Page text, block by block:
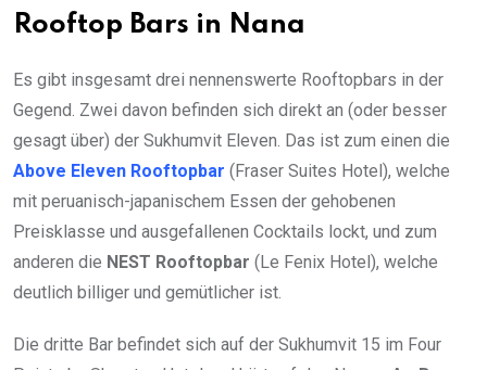
Rooftop Bars in Nana
Es gibt insgesamt drei nennenswerte Rooftopbars in der
Gegend. Zwei davon befinden sich direkt an (oder besser
gesagt über) der Sukhumvit Eleven. Das ist zum einen die
Above Eleven Rooftopbar (Fraser Suites Hotel), welche
mit peruanisch-japanischem Essen der gehobenen
Preisklasse und ausgefallenen Cocktails lockt, und zum
anderen die NEST Rooftopbar (Le Fenix Hotel), welche
deutlich billiger und gemütlicher ist.
Die dritte Bar befindet sich auf der Sukhumvit 15 im Four